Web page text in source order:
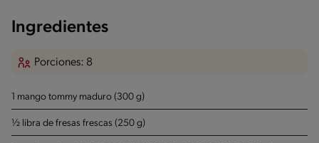
Ingredientes
Porciones: 8
1 mango tommy maduro (300 g)
½ libra de fresas frescas (250 g)